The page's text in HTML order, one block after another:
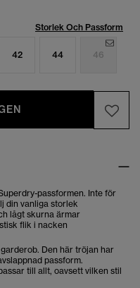
Storlek Och Passform
42 44 46
passformen. Inte för
din vanliga storlek
lågt skurna ärmar
flik i nacken
Den här tröjan har
passform.
till allt, oavsett vilken stil